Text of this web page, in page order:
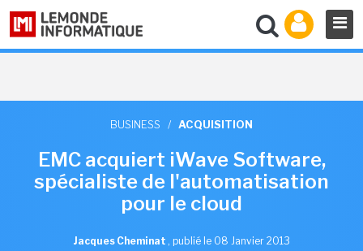
BUSINESS / ACQUISITION
EMC acquiert iWave Software,
spécialiste de l'automatisation
pour le cloud
Jacques Cheminat , publié le 08 Janvier 2013